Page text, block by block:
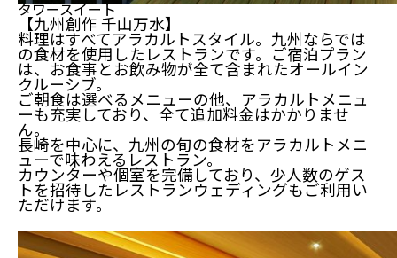
タワースイート
【九州創作 千山万水】
料理はすべてアラカルトスタイル。九州ならでは
の食材を使用したレストランです。ご宿泊プラン
は、お食事とお飲み物が全て含まれたオールイン
クルーシブ。
ご朝食は選べるメニューの他、アラカルトメニュ
ーも充実しており、全て追加料金はかかりませ
ん。
長崎を中心に、九州の旬の食材をアラカルトメニ
ューで味わえるレストラン。
カウンターや個室を完備しており、少人数のゲス
トを招待したレストランウェディングもご利用い
ただけます。